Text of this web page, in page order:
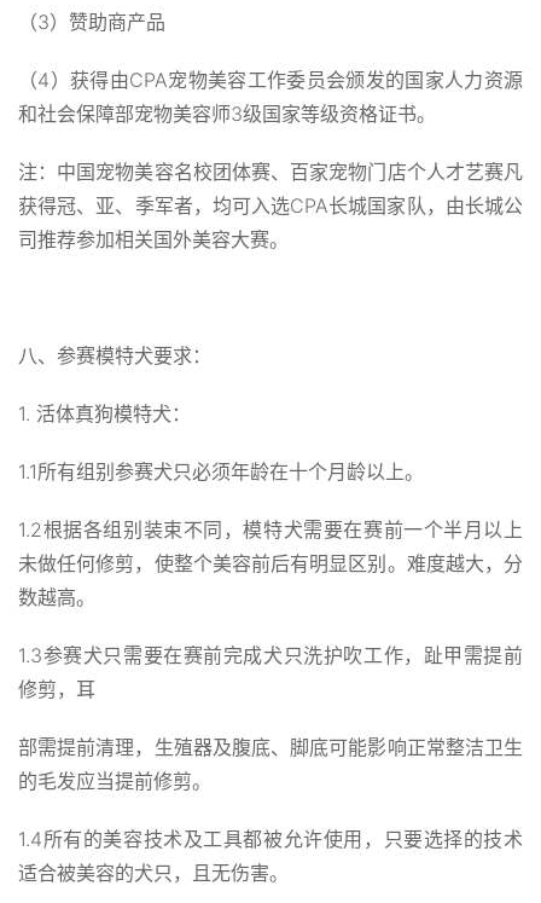
（3）赞助商产品
（4）获得由CPA宠物美容工作委员会颁发的国家人力资源
和社会保障部宠物美容师3级国家等级资格证书。
注：中国宠物美容名校团体赛、百家宠物门店个人才艺赛凡
获得冠、亚、季军者，均可入选CPA长城国家队，由长城公
司推荐参加相关国外美容大赛。
八、参赛模特犬要求：
1. 活体真狗模特犬：
1.1所有组别参赛犬只必须年龄在十个月龄以上。
1.2根据各组别装束不同，模特犬需要在赛前一个半月以上
未做任何修剪，使整个美容前后有明显区别。难度越大，分
数越高。
1.3参赛犬只需要在赛前完成犬只洗护吹工作，趾甲需提前
修剪，耳
部需提前清理，生殖器及腹底、脚底可能影响正常整洁卫生
的毛发应当提前修剪。
1.4所有的美容技术及工具都被允许使用，只要选择的技术
适合被美容的犬只，且无伤害。